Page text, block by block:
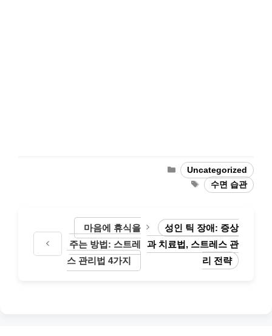
Categories
Uncategorized
Tags수면 습관
마음에 휴식을
주는 방법: 스트레
스 관리법 4가지
성인 틱 장애: 증상
과 치료법, 스트레스 관
리 전략